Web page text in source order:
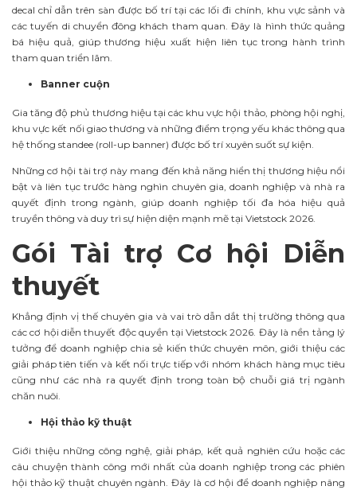
decal chỉ dẫn trên sàn được bố trí tại các lối đi chính, khu vực sảnh và
các tuyến di chuyển đông khách tham quan. Đây là hình thức quảng
bá hiệu quả, giúp thương hiệu xuất hiện liên tục trong hành trình
tham quan triển lãm.
Banner cuộn
Gia tăng độ phủ thương hiệu tại các khu vực hội thảo, phòng hội nghị,
khu vực kết nối giao thương và những điểm trọng yếu khác thông qua
hệ thống standee (roll-up banner) được bố trí xuyên suốt sự kiện.
Những cơ hội tài trợ này mang đến khả năng hiển thị thương hiệu nổi
bật và liên tục trước hàng nghìn chuyên gia, doanh nghiệp và nhà ra
quyết định trong ngành, giúp doanh nghiệp tối đa hóa hiệu quả
truyền thông và duy trì sự hiện diện mạnh mẽ tại Vietstock 2026.
Gói Tài trợ Cơ hội Diễn
thuyết
Khẳng định vị thế chuyên gia và vai trò dẫn dắt thị trường thông qua
các cơ hội diễn thuyết độc quyền tại Vietstock 2026. Đây là nền tảng lý
tưởng để doanh nghiệp chia sẻ kiến thức chuyên môn, giới thiệu các
giải pháp tiên tiến và kết nối trực tiếp với nhóm khách hàng mục tiêu
cũng như các nhà ra quyết định trong toàn bộ chuỗi giá trị ngành
chăn nuôi.
Hội thảo kỹ thuật
Giới thiệu những công nghệ, giải pháp, kết quả nghiên cứu hoặc các
câu chuyện thành công mới nhất của doanh nghiệp trong các phiên
hội thảo kỹ thuật chuyên ngành. Đây là cơ hội để doanh nghiệp nâng